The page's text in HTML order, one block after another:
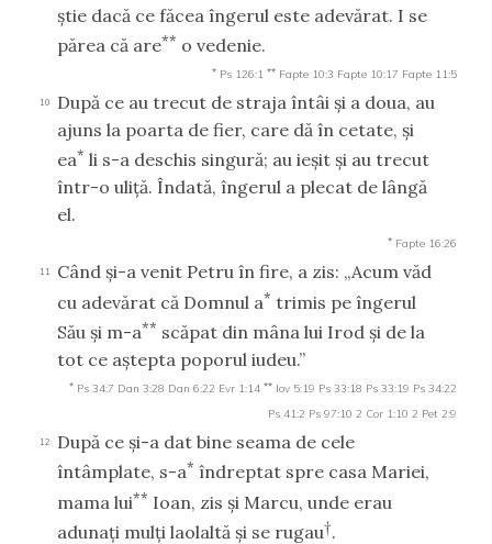
ştie dacă ce făcea îngerul este adevărat. I se
părea că are** o vedenie.
* Ps 126:1 ** Fapte 10:3 Fapte 10:17 Fapte 11:5
10
După ce au trecut de straja întâi şi a doua, au
ajuns la poarta de fier, care dă în cetate, şi
ea* li s-a deschis singură; au ieşit şi au trecut
într-o uliţă. Îndată, îngerul a plecat de lângă
el.
* Fapte 16:26
11
Când şi-a venit Petru în fire, a zis: „Acum văd
cu adevărat că Domnul a* trimis pe îngerul
Său şi m-a** scăpat din mâna lui Irod şi de la
tot ce aştepta poporul iudeu.”
* Ps 34:7 Dan 3:28 Dan 6:22 Evr 1:14 ** Iov 5:19 Ps 33:18 Ps 33:19 Ps 34:22
Ps 41:2 Ps 97:10 2 Cor 1:10 2 Pet 2:9
12
După ce şi-a dat bine seama de cele
întâmplate, s-a* îndreptat spre casa Mariei,
mama lui** Ioan, zis şi Marcu, unde erau
adunaţi mulţi laolaltă şi se rugau†.